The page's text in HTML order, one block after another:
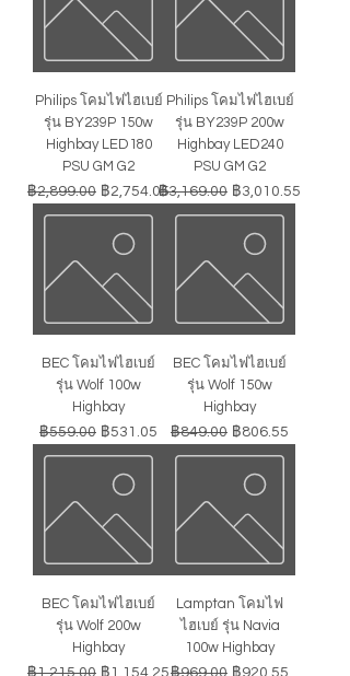
Philips โคมไฟไฮเบย์
รุ่น BY239P 150w
Highbay LED180
PSU GM G2
ราคาปกติ
฿2,899.00 ราคาขายลด
฿2,754.05
Philips โคมไฟไฮเบย์
รุ่น BY239P 200w
Highbay LED240
PSU GM G2
ราคาปกติ
฿3,169.00 ราคาขายลด
฿3,010.55
BEC โคมไฟไฮเบย์
รุ่น Wolf 100w
Highbay
ราคาปกติ
฿559.00 ราคาขายลด
฿531.05
BEC โคมไฟไฮเบย์
รุ่น Wolf 150w
Highbay
ราคาปกติ
฿849.00 ราคาขายลด
฿806.55
BEC โคมไฟไฮเบย์
รุ่น Wolf 200w
Highbay
ราคาปกติ
ราคาขายลด
Lamptan โคมไฟ
ไฮเบย์ รุ่น Navia
100w Highbay
ราคาปกติ ราคาขายลด